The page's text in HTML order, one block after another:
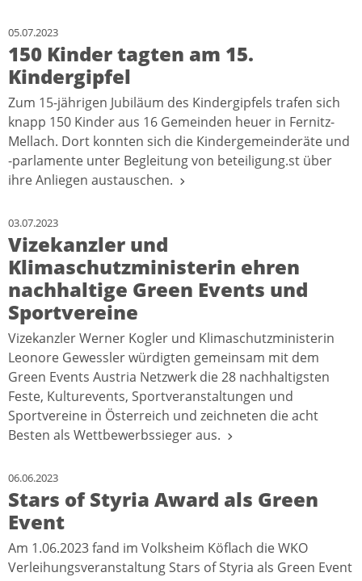
05.07.2023
150 Kinder tagten am 15.
Kindergipfel
Zum 15-jährigen Jubiläum des Kindergipfels trafen sich
knapp 150 Kinder aus 16 Gemeinden heuer in Fernitz-
Mellach. Dort konnten sich die Kindergemeinderäte und
-parlamente unter Begleitung von beteiligung.st über
ihre Anliegen austauschen.
03.07.2023
Vizekanzler und
Klimaschutzministerin ehren
nachhaltige Green Events und
Sportvereine
Vizekanzler Werner Kogler und Klimaschutzministerin
Leonore Gewessler würdigten gemeinsam mit dem
Green Events Austria Netzwerk die 28 nachhaltigsten
Feste, Kulturevents, Sportveranstaltungen und
Sportvereine in Österreich und zeichneten die acht
Besten als Wettbewerbssieger aus.
06.06.2023
Stars of Styria Award als Green
Event
Am 1.06.2023 fand im Volksheim Köflach die WKO
Verleihungsveranstaltung Stars of Styria als Green Event